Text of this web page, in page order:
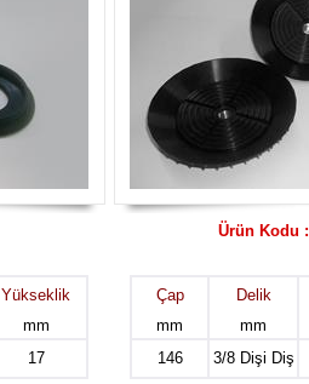
Yükseklik
mm
17
Ürün Kodu :
Çap
mm
Delik
mm
146
3/8 Dişi Diş